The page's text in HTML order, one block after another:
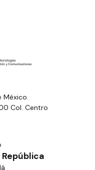
Col. Centro